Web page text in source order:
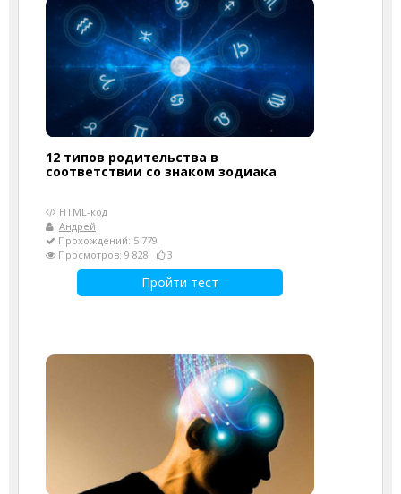
12 типов родительства в
соответствии со знаком зодиака
HTML-код
Андрей
Прохождений: 5 779
Просмотров: 9 828
3
Пройти тест